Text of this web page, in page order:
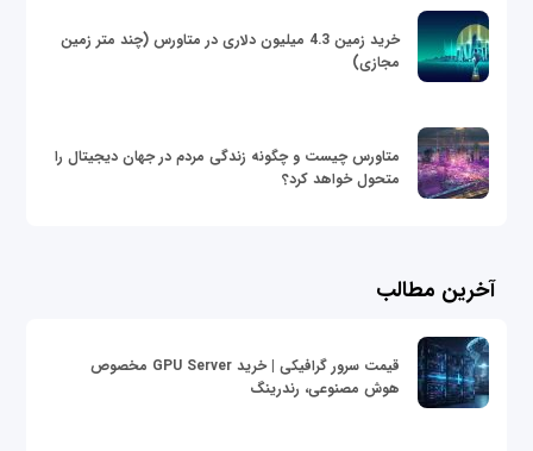
خرید زمین 4.3 میلیون دلاری در متاورس (چند متر زمین
مجازی)
متاورس چیست و چگونه زندگی مردم در جهان دیجیتال را
متحول خواهد کرد؟
آخرین مطالب
قیمت سرور گرافیکی | خرید GPU Server مخصوص
هوش مصنوعی، رندرینگ